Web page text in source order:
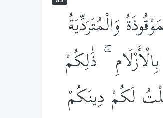
وَالْمُتَرَدِّيَةُ
ذَ‌ٰلِكُمْ
لَكُمْ دِينَكُمْ